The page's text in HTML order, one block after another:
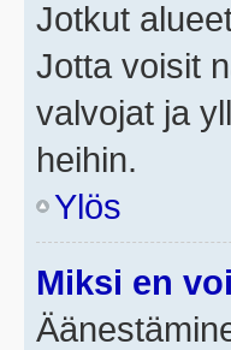
Jotkut
Jotta voisit
valvojat ja
heihin.
Ylös
Miksi en